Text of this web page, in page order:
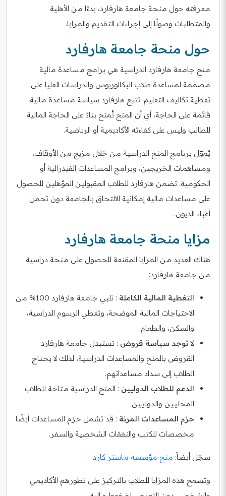
معرفته حول منحة جامعة هارفارد، بدءًا من الأهلية
والمتطلبات وصولًا إلى إجراءات التقديم والمزايا.
حول منحة جامعة هارفارد
منح جامعة هارفارد الدراسية هي برامج مساعدة مالية
مصممة لمساعدة طلاب البكالوريوس والدراسات العليا على
تغطية تكاليف التعليم. تتبع هارفارد سياسة مساعدة مالية
قائمة على الحاجة، أي أن المنح تُمنح بناءً على الحاجة المالية
للطالب وليس على كفاءته الأكاديمية أو الرياضية.
يُموّل برنامج المنح الدراسية من خلال مزيج من الأوقاف،
ومساهمات الخريجين، وبرامج المساعدات الفيدرالية أو
الحكومية. تضمن هارفارد للطلاب المقبولين المؤهلين للحصول
على مساعدات مالية إمكانية الالتحاق بالجامعة دون تحمل
أعباء الديون.
مزايا منحة جامعة هارفارد
هناك العديد من المزايا المقنعة للحصول على منحة دراسية
من جامعة هارفارد:
التغطية المالية الكاملة
: تلبي جامعة هارفارد 100% من
الاحتياجات المالية الموضحة، وتغطي الرسوم الدراسية،
والسكن، والطعام.
لا توجد سياسة قروض : تستبدل جامعة هارفارد
القروض بالمنح والمساعدات الدراسية، لذلك لا يحتاج
الطلاب إلى سداد مساعداتهم.
الدعم للطلاب الدوليين : المنح الدراسية متاحة للطلاب
المحليين والدوليين.
حزم المساعدات المرنة : قد تشمل حزم المساعدات أيضًا
مخصصات للكتب والنفقات الشخصية والسفر.
سجّل أيضاً: منح مؤسسة ماستر كارد
وتسمح هذه المزايا للطلاب بالتركيز على تطورهم الأكاديمي